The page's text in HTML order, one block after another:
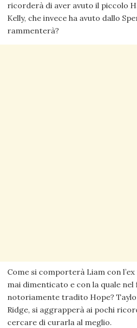
ricorderà di aver avuto il piccolo
Kelly, che invece ha avuto dallo
rammenterà?
Come si comporterà Liam con
mai dimenticato e con la quale
notoriamente tradito Hope?
Ridge, si aggrapperà ai pochi
cercare di curarla al meglio.